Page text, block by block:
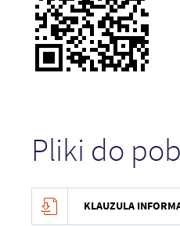
Pliki do
KLAUZULA